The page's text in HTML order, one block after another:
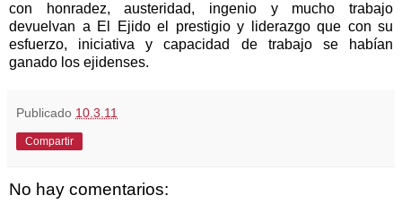
con honradez, austeridad, ingenio y mucho trabajo
devuelvan a El Ejido el prestigio y liderazgo que con su
esfuerzo, iniciativa y capacidad de trabajo se habían
ganado los ejidenses.
Publicado 10.3.11
Compartir
No hay comentarios: